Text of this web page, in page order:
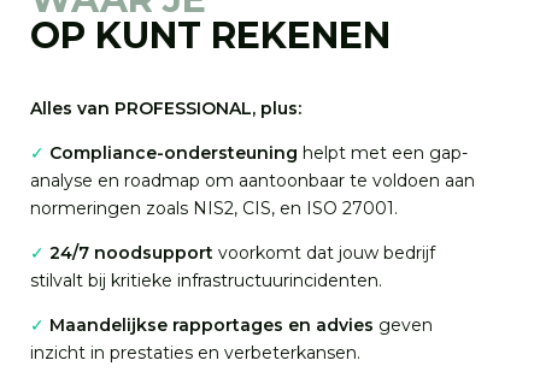
OP KUNT REKENEN
Alles van PROFESSIONAL, plus:
✓ Compliance-ondersteuning helpt met een gap-
analyse en roadmap om aantoonbaar te voldoen aan
normeringen zoals NIS2, CIS, en ISO 27001.
✓ 24/7 noodsupport voorkomt dat jouw bedrijf
stilvalt bij kritieke infrastructuurincidenten.
✓ Maandelijkse rapportages en advies geven
inzicht in prestaties en verbeterkansen.